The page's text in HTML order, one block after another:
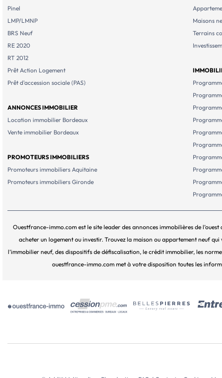
Pinel
LMP/LMNP
BRS Neuf
RE 2020
RT 2012
Prêt Action Logement
Prêt d'accession sociale (PAS)
ANNONCES IMMOBILIER
Location immobilier Bordeaux
Vente immobilier Bordeaux
PROMOTEURS IMMOBILIERS
Promoteurs immobiliers Aquitaine
Promoteurs immobiliers Gironde
Maisons
Terrains
Ouestfrance-immo.com est le site leader des annonces immobilières de
acheter un logement ou investir. Trouvez la maison ou appartement neuf
l’immobilier neuf, des dispositifs de défiscalisation, le crédit immobilier, les
ouestfrance-immo.com met à votre disposition toutes les